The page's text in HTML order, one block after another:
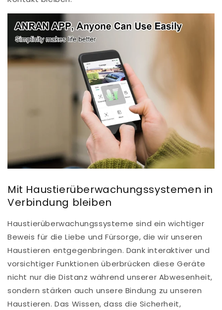
Mit Haustierüberwachungssystemen in
Verbindung bleiben
Haustierüberwachungssysteme sind ein wichtiger
Beweis für die Liebe und Fürsorge, die wir unseren
Haustieren entgegenbringen. Dank interaktiver und
vorsichtiger Funktionen überbrücken diese Geräte
nicht nur die Distanz während unserer Abwesenheit,
sondern stärken auch unsere Bindung zu unseren
Haustieren. Das Wissen, dass die Sicherheit,